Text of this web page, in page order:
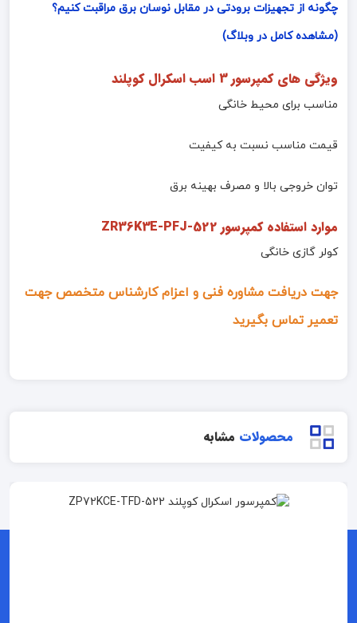
چگونه از تجهیزات برودتی در مقابل نوسان برق مراقبت کنیم؟
(مشاهده کامل در وبلاگ)
ویژگی های کمپرسور 3 اسب اسکرال کوپلند
مناسب برای محیط خانگی
قیمت مناسب نسبت به کیفیت
توان خروجی بالا و مصرف بهینه برق
موارد استفاده کمپرسور ZR36K3E-PFJ-522
کولر گازی خانگی
جهت دریافت مشاوره فنی و اعزام کارشناس متخصص جهت
تعمیر تماس بگیرید
محصولات مشابه